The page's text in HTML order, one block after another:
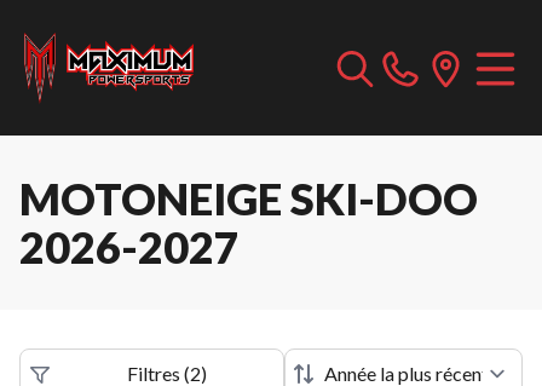
MOTONEIGE SKI-DOO
2026-2027
Filtres (2)